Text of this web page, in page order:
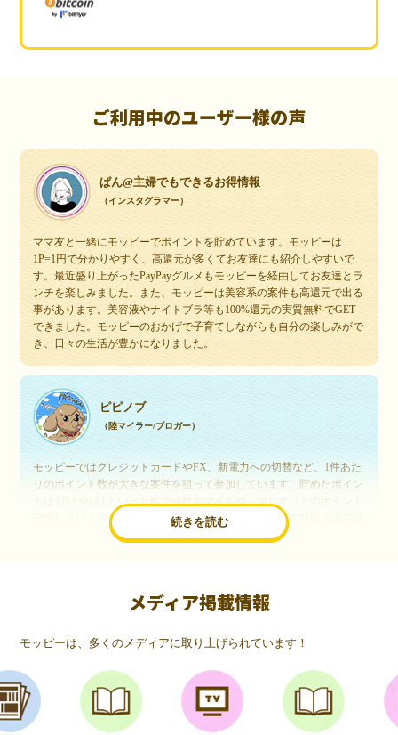
ご利用中のユーザー様の声
ぱん@主婦でもできるお得情報
（インスタグラマー）
ママ友と一緒にモッピーでポイントを貯めています。モッピーは
1P=1円で分かりやすく、高還元が多くてお友達にも紹介しやすいで
す。最近盛り上がったPayPayグルメもモッピーを経由してお友達とラ
ンチを楽しみました。また、モッピーは美容系の案件も高還元で出る
事があります。美容液やナイトブラ等も100%還元の実質無料でGET
できました。モッピーのおかげで子育てしながらも自分の楽しみがで
き、日々の生活が豊かになりました。
続きを読む
ピピノブ
（陸マイラー/ブロガー）
モッピーではクレジットカードやFX、新電力への切替など、1件あた
りのポイント数が大きな案件を狙って参加しています。貯めたポイン
交換しています。このようにすることで、ほぼ無料で年数回の国内旅
行や海外旅行を実現しています。モッピーは陸マイラーや旅行好きに
いつものネットショッピングが、モッピーでお得
（20代・女性）
友達に勧められてモッピーをはじめました。空いた時間にスマホで買
い物をすることが多いのですが、モッピーを経由するだけでショップ
のポイントとモッピーのポイントが二重で貯まることを知り、ビック
リ…！いつものネットショッピングをモッピーを経由するだけでポイ
メディア掲載情報
モッピーは、多くのメディアに取り上げられています！